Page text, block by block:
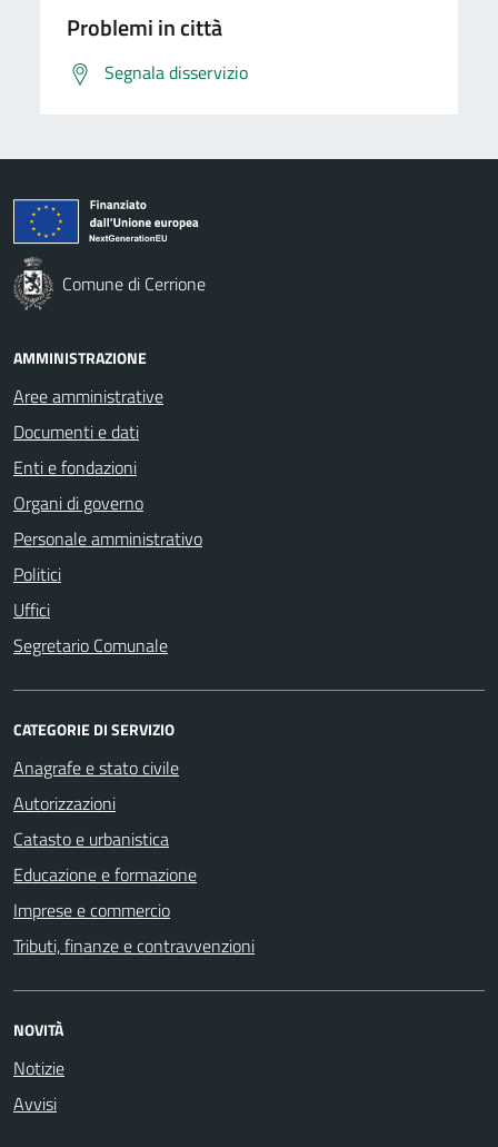
Problemi in città
Segnala disservizio
Comune di Cerrione
AMMINISTRAZIONE
Aree amministrative
Documenti e dati
Enti e fondazioni
Organi di governo
Personale amministrativo
Politici
Uffici
Segretario Comunale
CATEGORIE DI SERVIZIO
Anagrafe e stato civile
Autorizzazioni
Catasto e urbanistica
Educazione e formazione
Imprese e commercio
Tributi, finanze e contravvenzioni
NOVITÀ
Notizie
Avvisi